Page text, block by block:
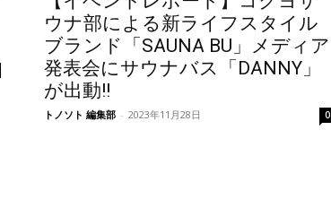
ウナ部による新ライフスタイル
ブランド「SAUNA BU」メディア
発表会にサウナバス「DANNY」
が出動!!
トノソト 編集部 - 2023年11月28日 0